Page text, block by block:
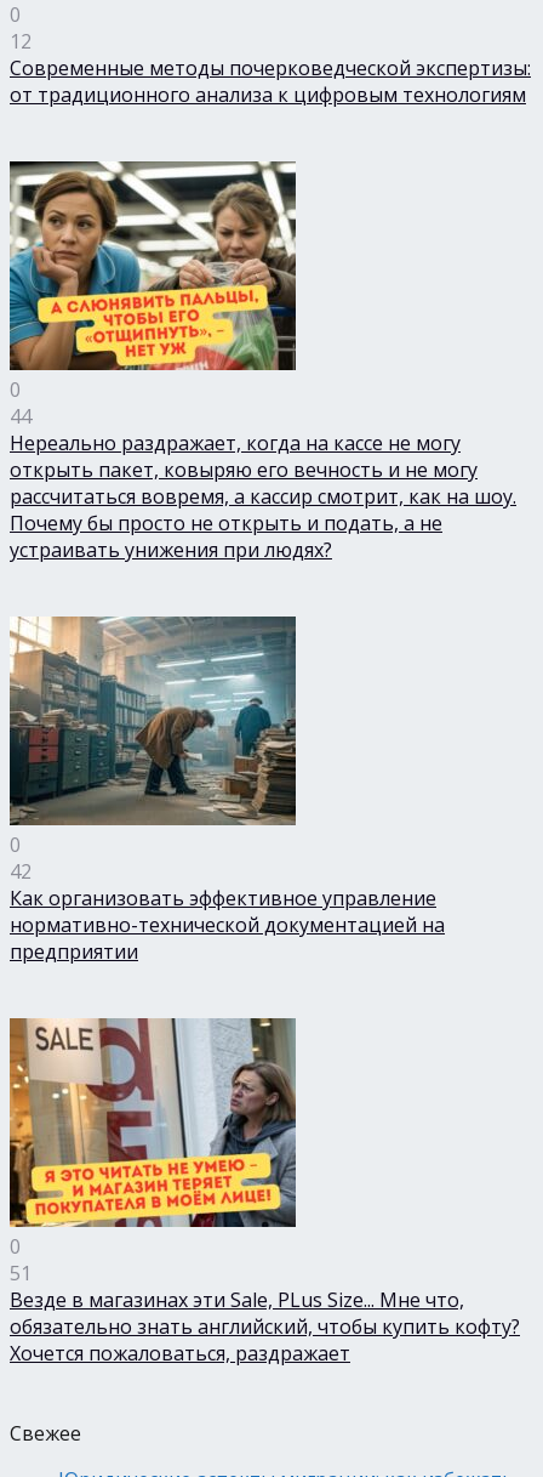
0
12
Современные методы почерковедческой экспертизы:
от традиционного анализа к цифровым технологиям
0
44
Нереально раздражает, когда на кассе не могу
открыть пакет, ковыряю его вечность и не могу
рассчитаться вовремя, а кассир смотрит, как на шоу.
Почему бы просто не открыть и подать, а не
устраивать унижения при людях?
0
42
Как организовать эффективное управление
нормативно-технической документацией на
предприятии
0
51
Везде в магазинах эти Sale, PLus Size... Мне что,
обязательно знать английский, чтобы купить кофту?
Хочется пожаловаться, раздражает
Свежее